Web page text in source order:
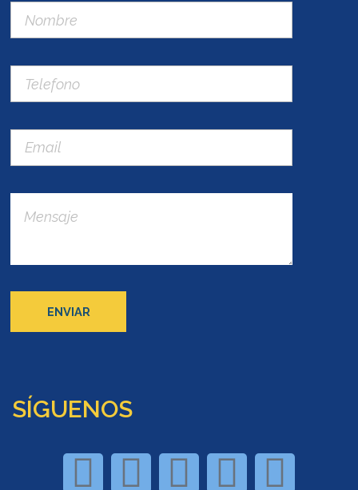
SÍGUENOS